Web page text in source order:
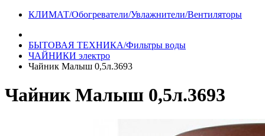
КЛИМАТ/Обогреватели/Увлажнители/Вентиляторы
БЫТОВАЯ ТЕХНИКА/Фильтры воды
ЧАЙНИКИ электро
Чайник Малыш 0,5л.3693
Чайник Малыш 0,5л.3693